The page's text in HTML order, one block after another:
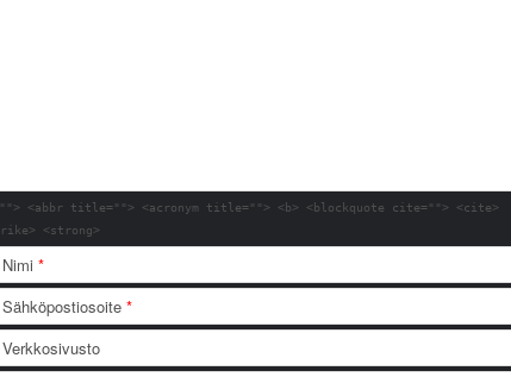
<abbr title=""> <acronym title=""> <b> <blockquote cite=""> <cite>
<strong>
Nimi *
Sähköpostiosoite *
Verkkosivusto